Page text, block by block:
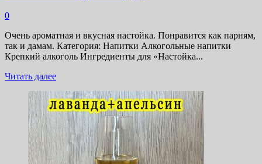
0
Очень ароматная и вкусная настойка. Понравится как парням,
так и дамам. Категория: Напитки Алкогольные напитки
Крепкий алкоголь Ингредиенты для «Настойка...
Читать далееПрочитать
о
Настойка
инжира
на
водке